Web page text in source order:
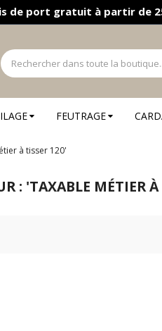
de port gratuit à partir de
FEUTRAGE
à tisser 120'
: 'TAXABLE MÉTIER